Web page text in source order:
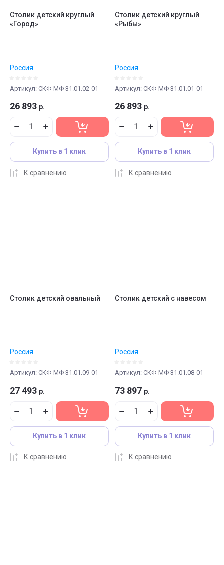
Столик детский круглый
«Город»
Россия
Артикул: СКФ-МФ 31.01.02-01
26 893 р.
Купить в 1 клик
К сравнению
Столик детский круглый
«Рыбы»
Россия
Артикул: СКФ-МФ 31.01.01-01
26 893 р.
Купить в 1 клик
К сравнению
Столик детский овальный
Россия
Артикул: СКФ-МФ 31.01.09-01
27 493 р.
Купить в 1 клик
К сравнению
Столик детский с навесом
Россия
Артикул: СКФ-МФ 31.01.08-01
73 897 р.
Купить в 1 клик
К сравнению